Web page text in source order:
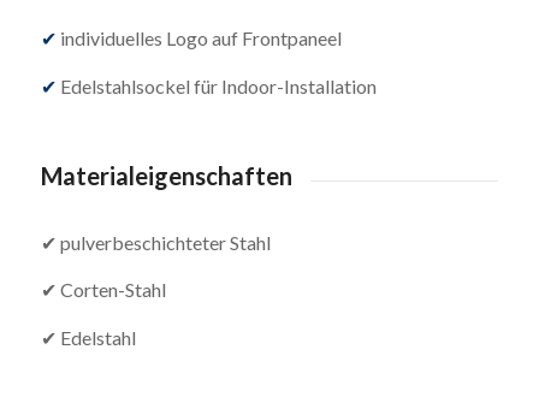
✔ individuelles Logo auf Frontpaneel
✔ Edelstahlsockel für Indoor-Installation
Materialeigenschaften
✔ pulverbeschichteter Stahl
✔ Corten-Stahl
✔ Edelstahl